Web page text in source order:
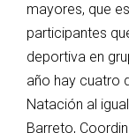
mayores, que
participantes
deportiva en
año hay cuatro
Natación al
Barreto,